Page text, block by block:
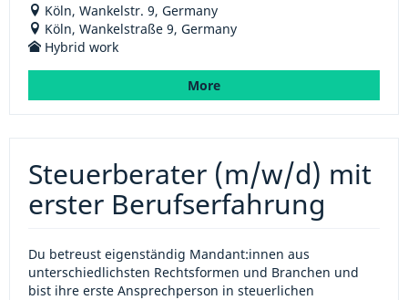
Köln, Wankelstr. 9, Germany
Köln, Wankelstraße 9, Germany
Hybrid work
More
Steuerberater (m/w/d) mit
erster Berufserfahrung
Du betreust eigenständig Mandant:innen aus
unterschiedlichsten Rechtsformen und Branchen und
bist ihre erste Ansprechperson in steuerlichen